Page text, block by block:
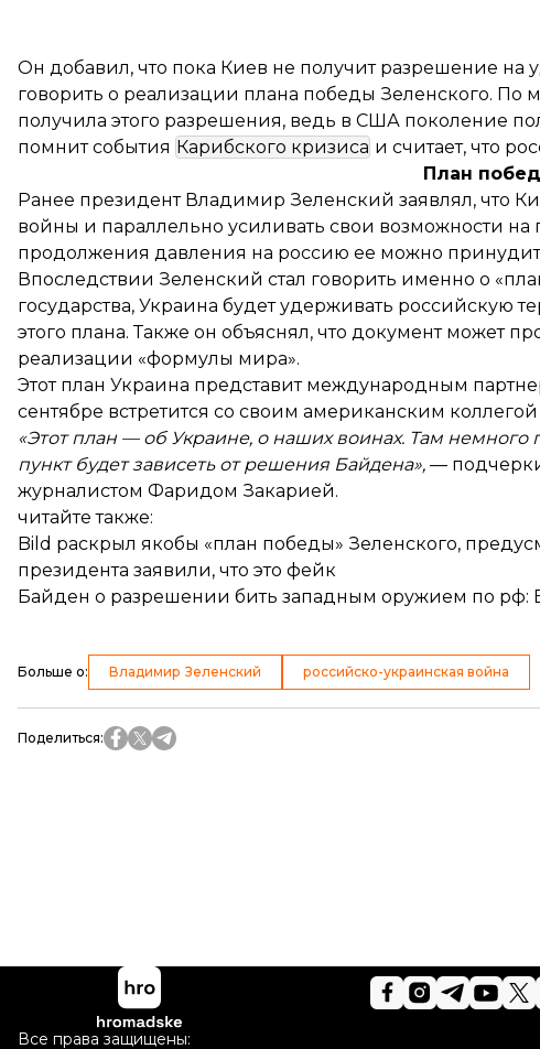
Он добавил, что пока Киев не получит разрешение на
говорить о реализации плана победы Зеленского.
получила этого разрешения, ведь в США поколение
помнит события Карибского кризиса и считает, что
План
Ранее президент Владимир Зеленский заявлял, что
войны и параллельно усиливать свои возможности на
продолжения давления на россию ее можно
Впоследствии Зеленский стал говорить именно о
государства, Украина будет удерживать российскую
этого плана. Также он объяснял, что документ может
реализации «формулы мира».
Этот план Украина представит международным
сентябре встретится со своим американским
«Этот план — об Украине, о наших воинах. Там немного
пункт будет зависеть от решения Байдена», —
журналистом Фаридом Закарией.
читайте также:
Bild раскрыл якобы «план победы» Зеленского,
президента заявили, что это фейк
Байден о разрешении бить западным оружием по рф:
Больше о: Владимир Зеленский российско-украинская война
Поделиться:
Все права защищены: